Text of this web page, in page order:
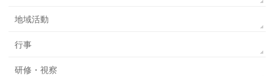
地域活動
行事
研修・視察